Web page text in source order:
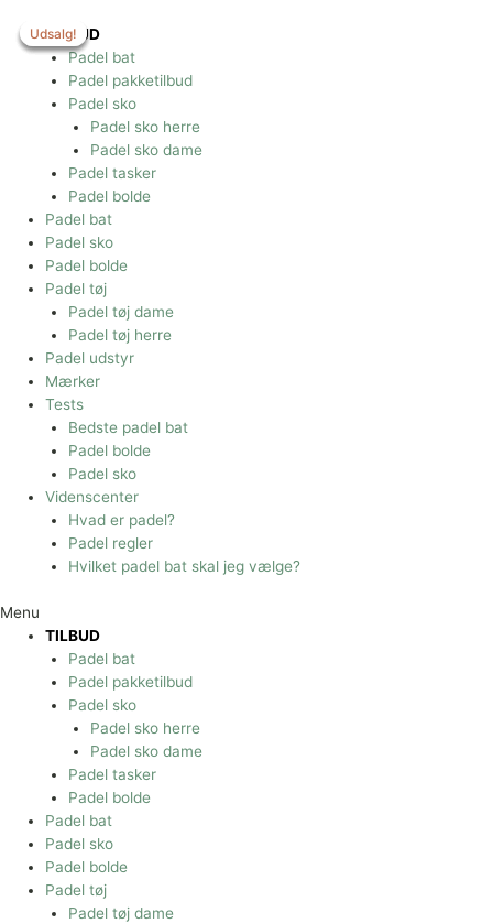
indholdet
TILBUD
Padel bat
Padel pakketilbud
Padel sko
Padel sko herre
Padel sko dame
Padel tasker
Padel bolde
Padel bat
Padel sko
Padel bolde
Padel tøj
Padel tøj dame
Padel tøj herre
Padel udstyr
Mærker
Tests
Bedste padel bat
Padel bolde
Padel sko
Videnscenter
Hvad er padel?
Padel regler
Hvilket padel bat skal jeg vælge?
Menu
TILBUD
Padel bat
Padel pakketilbud
Padel sko
Padel sko herre
Padel sko dame
Padel tasker
Padel bolde
Padel bat
Padel sko
Padel bolde
Padel tøj
Padel tøj dame
Udsalg!
Udsalg!
Udsalg!
Udsalg!